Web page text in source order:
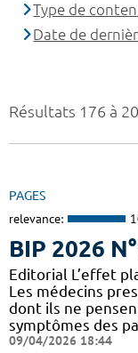
Résultats 176 à
PAGES
relevance:
BIP 2026
Editorial L’effet
Les médecins
dont ils ne
symptômes des
09/04/2026 18:44
Type de
Date de